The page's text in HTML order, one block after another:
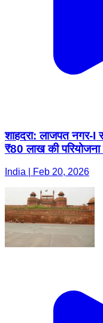
शाहदरा: लाजपत नगर-I
₹80 लाख की परियोजना
India | Feb 20, 2026